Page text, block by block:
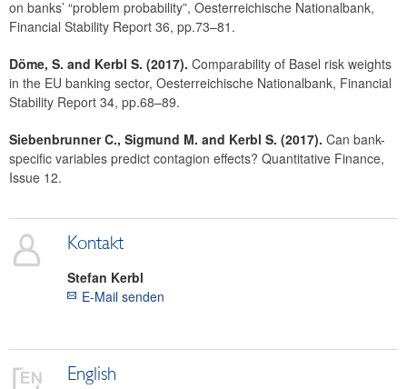
on banks’ “problem probability”, Oesterreichische Nationalbank,
Financial Stability Report 36, pp.73–81.
Döme, S. and Kerbl S. (2017). Comparability of Basel risk weights
in the EU banking sector, Oesterreichische Nationalbank, Financial
Stability Report 34, pp.68–89.
Siebenbrunner C., Sigmund M. and Kerbl S. (2017). Can bank-
specific variables predict contagion effects? Quantitative Finance,
Issue 12.
Kontakt
Stefan Kerbl
E-Mail senden
English